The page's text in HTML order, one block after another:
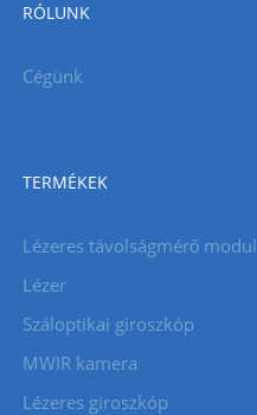
RÓLUNK
Cégünk
TERMÉKEK
Lézeres távolságmérő modul
Lézer
Száloptikai giroszkóp
MWIR kamera
Lézeres giroszkóp